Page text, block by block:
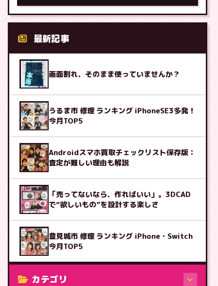
最新記事
画面割れ、そのまま使っていませんか？
うるま市 修理 ランキング iPhoneSE3多発！
今月TOP5
Androidスマホ買取チェックリスト保存版：
査定が難しい理由も解説
「売ってないなら、作ればいい」。3DCAD
で“欲しいもの”を設計する楽しさ
豊見城市 修理 ランキング iPhone・Switch
今月TOP5
カテゴリ